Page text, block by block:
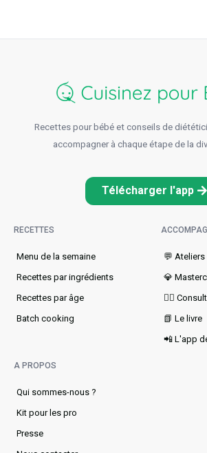
Recettes pour bébé et conseils de
accompagner à chaque étape de la
Télécharger l'app
RECETTES
Menu de la semaine​
Recettes par ingrédients
Recettes par âge
Batch cooking
💬
💎
👩‍⚕️
📗 Le livre
📲 L'app
A PROPOS
Qui sommes-nous ?
Kit pour les pro
Presse